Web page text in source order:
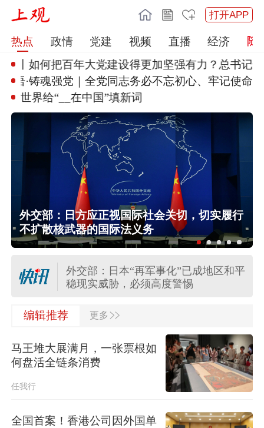
打开APP
热点 政情 党建 视频 直播
经济
如何把百年大党建设得更加坚强有力？总书记这样
新语·铸魂强党｜全党同志务必不忘初心、牢记使命
世界给“__在中国”填新词
外交部：日方应正视国际社会关切，切实履行
不扩散核武器的国际法义务
任前公示半年后，胡瑞连主动投案
外交部：日本“再军事化”已成地区和平
稳现实威胁，必须高度警惕
外交部：日方应正视国际社会关切，
“白海豚”登陆地点更新！中央气象台升
级台风预警
编辑推荐 更多 >>
马王堆大展满月，一张票根如
何盘活全链条消费
任我行
全国首案！香港公司因外国单